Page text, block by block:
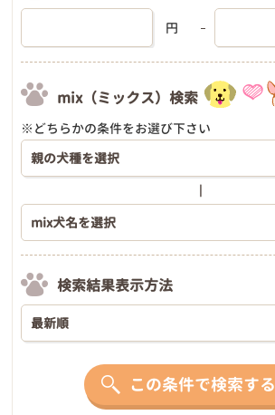
円
mix（ミックス）検索
※どちらかの条件をお選び下さい
検索結果表示方法
この条件で検索する